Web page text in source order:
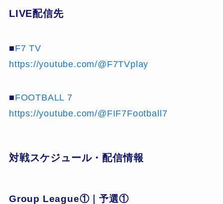
LIVE配信先
■F7 TV
https://youtube.com/@F7TVplay
■FOOTBALL 7
https://youtube.com/@FIF7Football7
対戦スケジュール・配信情報
Group League①｜予選①